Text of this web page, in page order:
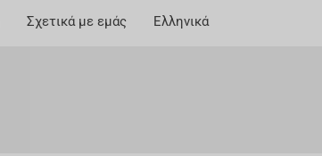
Σχετικά με εμάς Ελληνικά